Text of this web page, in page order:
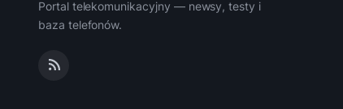
Portal telekomunikacyjny — newsy, testy i
baza telefonów.